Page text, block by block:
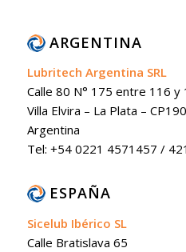
ARGENTINA
Lubritech Argentina SRL
Calle 80 N° 175 entre 116 y
Villa Elvira – La Plata –
Argentina
Tel: +54 0221 4571457 /
ESPAÑA
Sicelub Ibérico SL
Calle Bratislava 65